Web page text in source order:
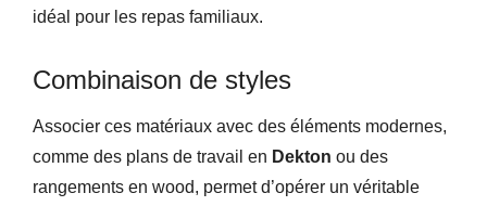
idéal pour les repas familiaux.
Combinaison de styles
Associer ces matériaux avec des éléments modernes,
comme des plans de travail en Dekton ou des
rangements en wood, permet d’opérer un véritable